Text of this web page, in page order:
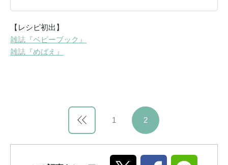
【レシピ初出】
雑誌『ベビーブック』
雑誌『めばえ』
1 2